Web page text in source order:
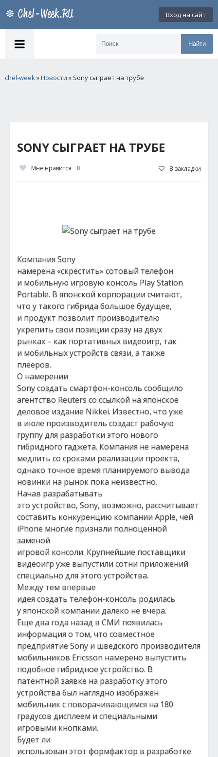
Вход на сайт
Найти
chel-week»Новости » Sony сыграет на трубе
SONY СЫГРАЕТ НА ТРУБЕ
Мне нравится 0 В закладки
Компания Sony
намерена «скрестить» сотовый телефон
и мобильную игровую консоль Play Station
Portable. В японской корпорации считают,
что у такого гибрида большое будущее,
и продукт позволит производителю
укрепить свои позиции сразу на двух
рынках – как портативных видеоигр, так
и мобильных устройств связи, а также
плееров.
О намерении
Sony создать смартфон-консоль сообщило
агентство Reuters со ссылкой на японское
деловое издание Nikkei. Известно, что уже
в июле производитель создаст рабочую
группу для разработки этого нового
гибридного гаджета. Компания не намерена
медлить со сроками реализации проекта,
однако точное время планируемого вывода
новинки на рынок пока неизвестно.
Начав разрабатывать
это устройство, Sony, возможно, рассчитывает
составить конкуренцию компании Apple, чей
iPhone многие признали полноценной
заменой
игровой консоли. Крупнейшие поставщики
видеоигр уже выпустили сотни приложений
специально для этого устройства.
Между тем впервые
идея создать телефон-консоль родилась
у японской компании далеко не вчера.
Еще два года назад в СМИ появилась
информация о том, что совместное
предприятие Sony и шведского производителя
мобильников Ericsson намерено выпустить
подобное гибридное устройство. В
патентной заявке на разработку этого
устройства был наглядно изображен
мобильник с поворачивающимся на 180
градусов дисплеем и специальными
игровыми кнопками.
Будет ли
использован этот формфактор в разработке